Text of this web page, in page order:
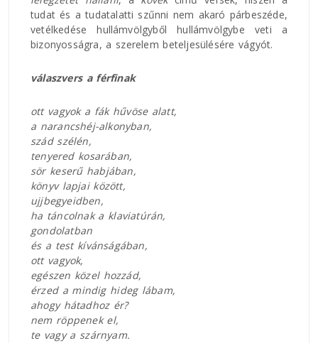
tudat és a tudatalatti szűnni nem akaró párbeszéde,
vetélkedése hullámvölgyből hullámvölgybe veti a
bizonyosságra, a szerelem beteljesülésére vágyót.
válaszvers a férfinak
ott vagyok a fák hűvöse alatt,
a narancshéj-alkonyban,
szád szélén,
tenyered kosarában,
sör keserű habjában,
könyv lapjai között,
ujjbegyeidben,
ha táncolnak a klaviatúrán,
gondolatban
és a test kívánságában,
ott vagyok,
egészen közel hozzád,
érzed a mindig hideg lábam,
ahogy hátadhoz ér?
nem röppenek el,
te vagy a szárnyam.